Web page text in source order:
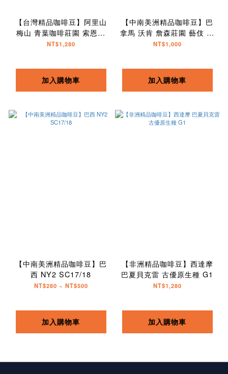
【台灣精品咖啡豆】阿里山
梅山 青葉咖啡莊園 索恩娜
日曬
NT$1,280
加入購物車
【中南美洲精品咖啡豆】巴
拿馬 沃肯 詹森莊園 藝伎 水
洗
NT$1,000
加入購物車
【中南美洲精品咖啡豆】巴
西 NY2 SC17/18
NT$280 ~ NT$500
加入購物車
【非洲精品咖啡豆】西達摩
巴夏貝克雷 古優原生種 G1
NT$1,280
加入購物車